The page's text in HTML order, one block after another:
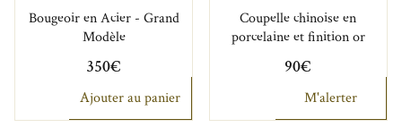
Bougeoir en Acier - Grand
Modèle
350€
Ajouter au panier
Coupelle chinoise en
porcelaine et finition or
90€
M'alerter